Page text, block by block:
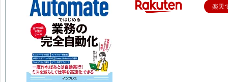
楽天